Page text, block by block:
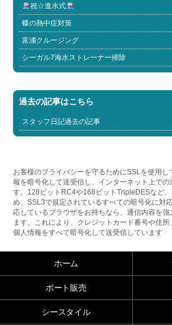
祝☆進水式
蝶の熱中症対策
富浦クルージング
シーガル7海水ストレーナー掃除
過去の記事はこちら
スタッフ日記過去の記事
お客様のプライバシーを守るためにSSLを使用
報を暗号化して送受信し、インターネット上で
す。128ビットRC4や168ビットTripleDESなど
め、SSL3で規定されているすべての暗号化に対
応しているブラウザをお持ちなら、通信内容を
ます。これにより、クレジットカード番号や住
個人情報をすべて暗号化して送受信しています
ホーム
ボート販売
シースタイル